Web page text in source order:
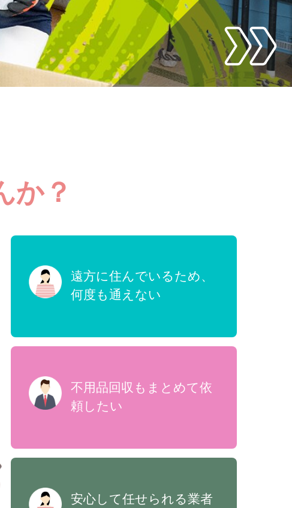
か？
遠方に住んでいるため、
何度も通えない
不用品回収もまとめて依
頼したい
安心して任せられる業者